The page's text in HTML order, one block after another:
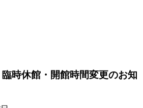
時休館・開館時間変更のお知